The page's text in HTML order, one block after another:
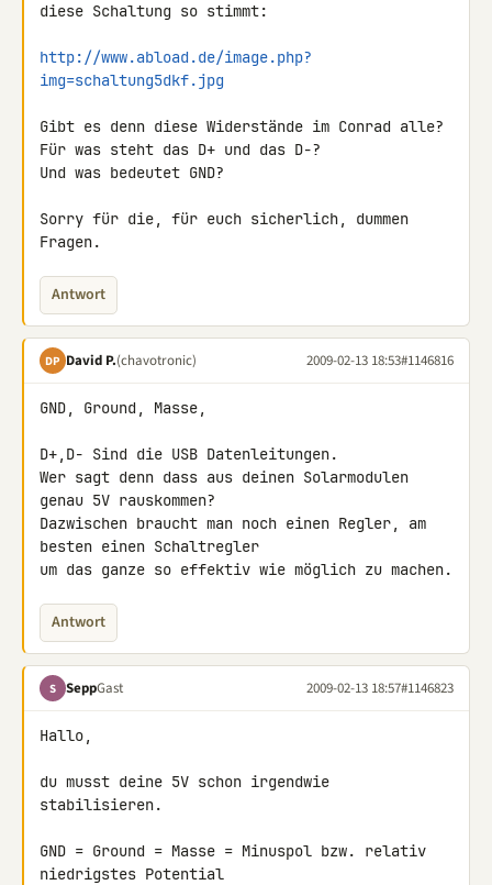
diese Schaltung so stimmt:
http://www.abload.de/image.php?
img=schaltung5dkf.jpg
Gibt es denn diese Widerstände im Conrad alle?
Für was steht das D+ und das D-?
Und was bedeutet GND?
Sorry für die, für euch sicherlich, dummen
Fragen.
Antwort
DP David P.(chavotronic) 2009-02-13 18:53#1146816
GND, Ground, Masse,
D+,D- Sind die USB Datenleitungen.
Wer sagt denn dass aus deinen Solarmodulen
genau 5V rauskommen?
Dazwischen braucht man noch einen Regler, am
besten einen Schaltregler
um das ganze so effektiv wie möglich zu machen.
Antwort
S SeppGast 2009-02-13 18:57#1146823
Hallo,
du musst deine 5V schon irgendwie
stabilisieren.
GND = Ground = Masse = Minuspol bzw. relativ
niedrigstes Potential